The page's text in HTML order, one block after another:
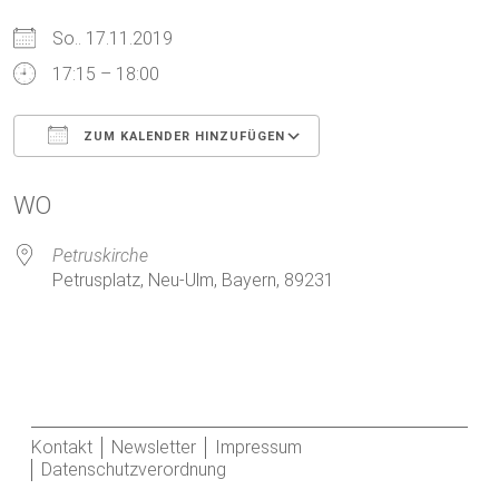
So.. 17.11.2019
17:15 – 18:00
ZUM KALENDER HINZUFÜGEN
WO
Petruskirche
Petrusplatz, Neu-Ulm, Bayern, 89231
Kontakt Newsletter
Impressum
Datenschutzverordnung